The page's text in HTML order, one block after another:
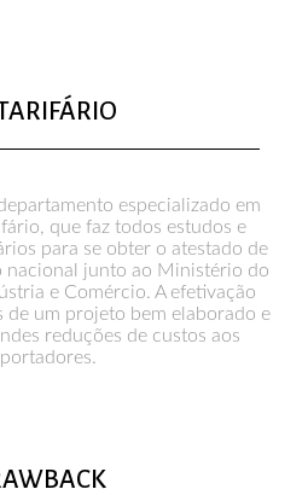
especializado em
que faz todos estudos e
para se obter o atestado de
nacional junto ao Ministério do
e Comércio. A efetivação
de um projeto bem elaborado e
reduções de custos aos